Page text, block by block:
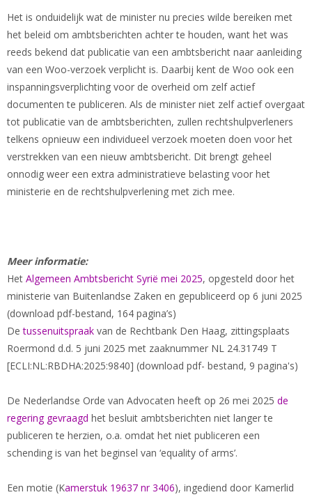
Het is onduidelijk wat de minister nu precies wilde bereiken met
het beleid om ambtsberichten achter te houden, want het was
reeds bekend dat publicatie van een ambtsbericht naar aanleiding
van een Woo-verzoek verplicht is. Daarbij kent de Woo ook een
inspanningsverplichting voor de overheid om zelf actief
documenten te publiceren. Als de minister niet zelf actief overgaat
tot publicatie van de ambtsberichten, zullen rechtshulpverleners
telkens opnieuw een individueel verzoek moeten doen voor het
verstrekken van een nieuw ambtsbericht. Dit brengt geheel
onnodig weer een extra administratieve belasting voor het
ministerie en de rechtshulpverlening met zich mee.
Meer informatie:
Het Algemeen Ambtsbericht Syrië mei 2025, opgesteld door het
ministerie van Buitenlandse Zaken en gepubliceerd op 6 juni 2025
(download pdf-bestand, 164 pagina’s)
Detussenuitspraak van de Rechtbank Den Haag, zittingsplaats
Roermond d.d. 5 juni 2025 met zaaknummer NL 24.31749 T
[ECLI:NL:RBDHA:2025:9840] (download pdf- bestand, 9 pagina's)
De Nederlandse Orde van Advocaten heeft op 26 mei 2025 de
regering gevraagd het besluit ambtsberichten niet langer te
publiceren te herzien, o.a. omdat het niet publiceren een
schending is van het beginsel van ‘equality of arms’.
Een motie (Kamerstuk 19637 nr 3406), ingediend door Kamerlid